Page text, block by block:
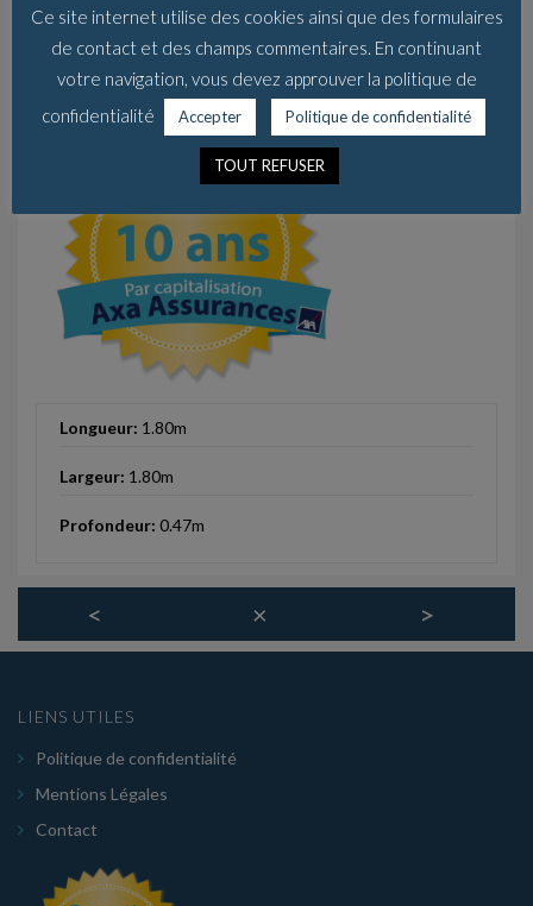
Longueur: 1.80m
Largeur: 1.80m
Profondeur: 0.47m
< × >
LIENS UTILES
Politique de confidentialité
Mentions Légales
Contact
Ce site internet utilise des cookies ainsi que des formulaires
de contact et des champs commentaires. En continuant
votre navigation, vous devez approuver la politique de
confidentialité
Accepter Politique de confidentialité
TOUT REFUSER